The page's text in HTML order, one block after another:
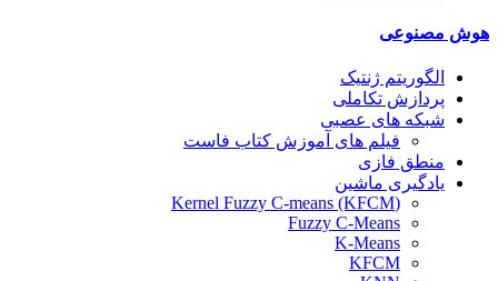
هوش مصنوعی
الگوریتم ژنتیک
پردازش تکاملی
شبکه های عصبی
فیلم های آموزش کتاب فاست
منطق فازی
یادگیری ماشین
(Kernel Fuzzy C-means (KFCM
Fuzzy C-Means
K-Means
KFCM